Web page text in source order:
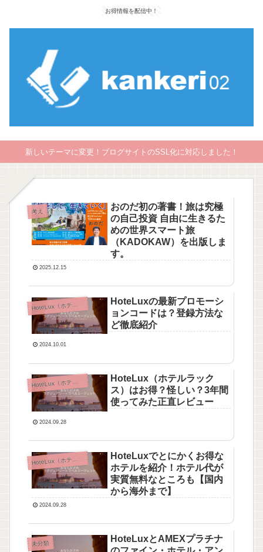
お得情報を配信中！
新しいテーマに変更！ブログサイトのSSL化に対応しました！
考え
おのだ初の著書！旅は究極
の自己投資 自由に生きるた
めの世界スマート旅
（KADOKAW）を出版しま
す。
2025.12.15
H oteLux（ホテルラックス）
HoteLuxの最新プロモーシ
ョンコードは？登録方法な
ど徹底紹介
2024.10.01
H oteLux（ホテルラックス）
HoteLux（ホテルラック
ス）はお得？怪しい？3年間
使ってみた正直レビュー
2024.09.28
H oteLux（ホテルラックス）
HoteLuxでとにかくお得な
ホテルを紹介！ホテル代が
実質無料なところも【国内
から海外まで】
2024.09.28
未分類
HoteLuxとAMEXプラチナ